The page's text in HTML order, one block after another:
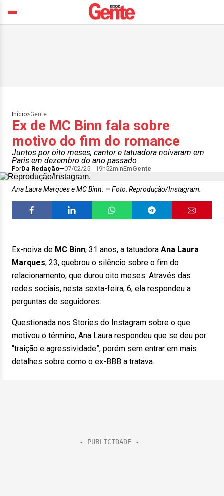
Início>Gente
Ex de MC Binn fala sobre
motivo do fim do romance
Juntos por oito meses, cantor e tatuadora noivaram em
Paris em dezembro do ano passado
PorDa Redação 07/02/25 - 19h52minEmGente
Ana Laura Marques e MC Binn. Foto: Reprodução/Instagram.
Ex-noiva de MC Binn, 31 anos, a tatuadora Ana Laura
Marques, 23, quebrou o silêncio sobre o fim do
relacionamento, que durou oito meses. Através das
redes sociais, nesta sexta-feira, 6, ela respondeu a
perguntas de seguidores.
Questionada nos Stories do Instagram sobre o que
motivou o término, Ana Laura respondeu que se deu por
“traição e agressividade”, porém sem entrar em mais
detalhes sobre como o ex-BBB a tratava.